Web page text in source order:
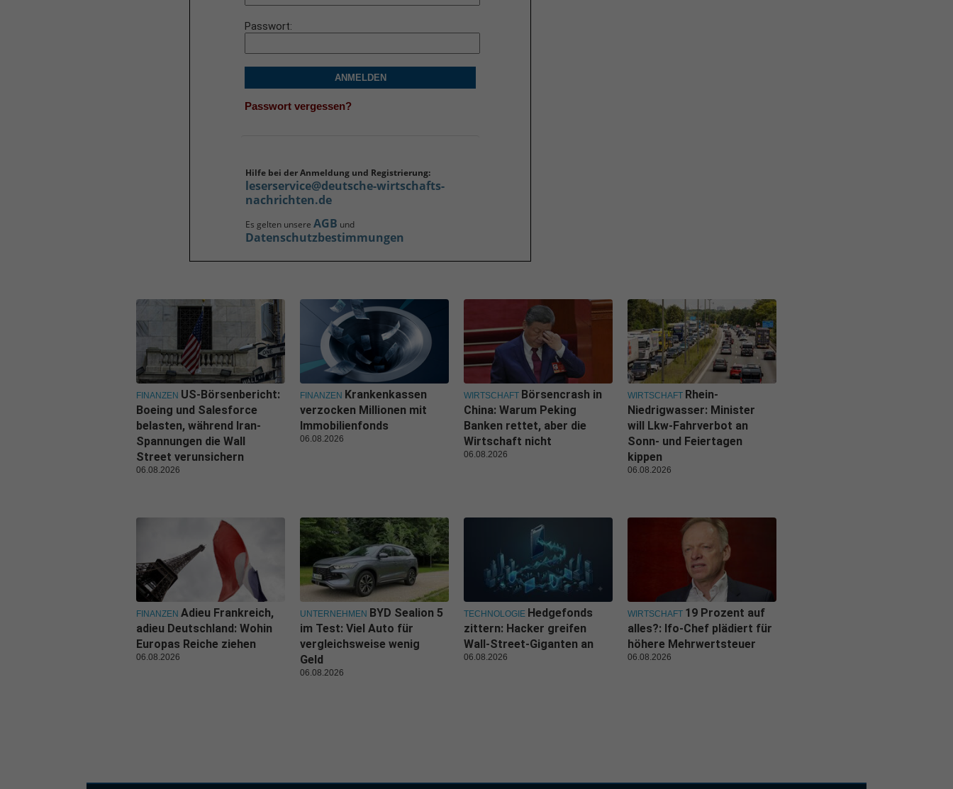
Passwort
ANMELDEN
Passwort vergessen?
Hilfe bei der Anmeldung und Registrierung:
leserservice@deutsche-wirtschafts-
nachrichten.de
Es gelten unsere AGB und
Datenschutzbestimmungen
FINANZEN US-Börsenbericht:
Boeing und Salesforce
belasten, während Iran-
Spannungen die Wall
Street verunsichern
06.08.2026
FINANZEN Krankenkassen
verzocken Millionen mit
Immobilienfonds
06.08.2026
WIRTSCHAFT Börsencrash in
China: Warum Peking
Banken rettet, aber die
Wirtschaft nicht
06.08.2026
WIRTSCHAFT Rhein-
Niedrigwasser: Minister
will Lkw-Fahrverbot an
Sonn- und Feiertagen
kippen
06.08.2026
FINANZEN Adieu Frankreich,
adieu Deutschland: Wohin
Europas Reiche ziehen
06.08.2026
UNTERNEHMEN BYD Sealion 5
im Test: Viel Auto für
vergleichsweise wenig
Geld
06.08.2026
TECHNOLOGIE Hedgefonds
zittern: Hacker greifen
Wall-Street-Giganten an
06.08.2026
WIRTSCHAFT 19 Prozent auf
alles?: Ifo-Chef plädiert für
höhere Mehrwertsteuer
06.08.2026